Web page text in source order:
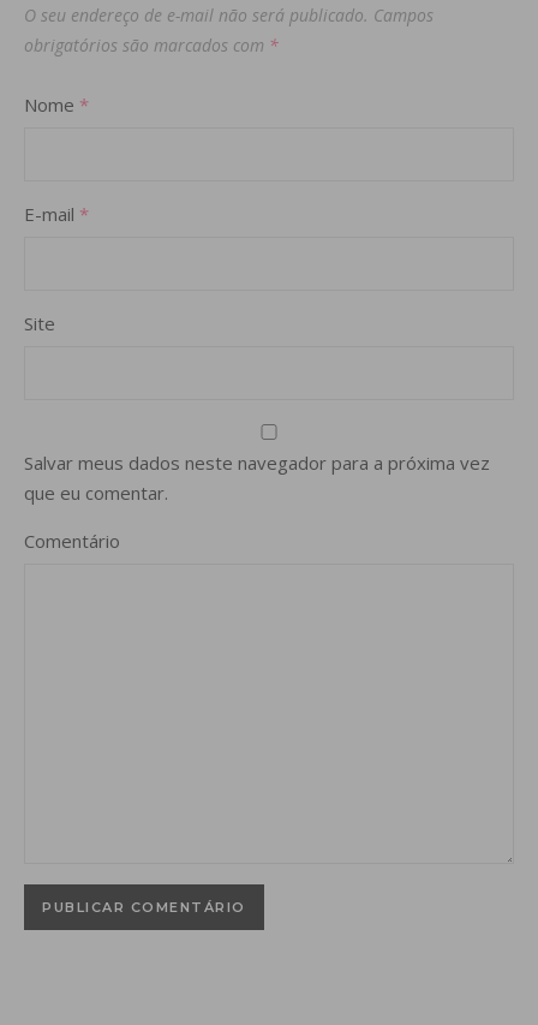
O seu endereço de e-mail não será publicado. Campos
obrigatórios são marcados com *
Nome *
E-mail *
Site
Salvar meus dados neste navegador para a próxima vez
que eu comentar.
Comentário